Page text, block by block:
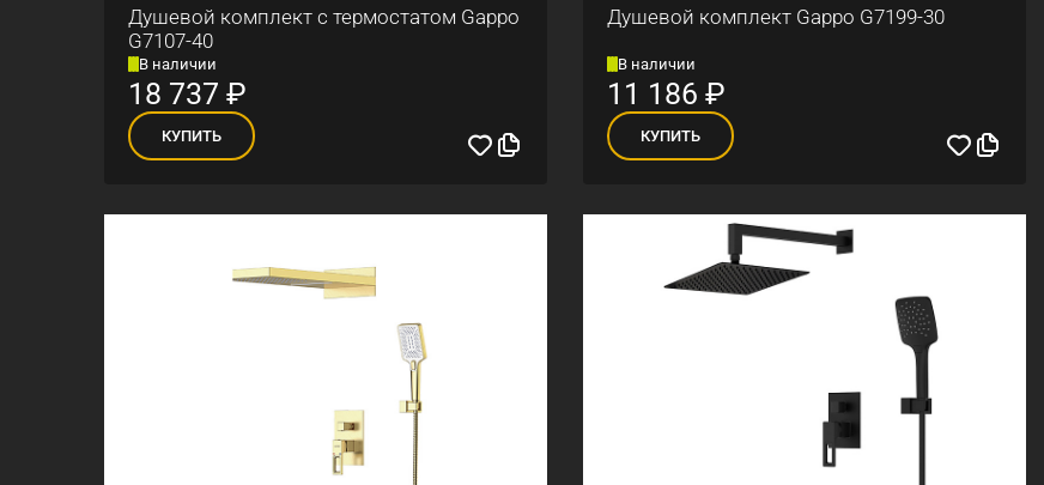
Душевой комплект с термостатом Gappo
G7107-40
В наличии
18 737 ₽
КУПИТЬ
Душевой комплект Gappo G7199-30
В наличии
11 186 ₽
КУПИТЬ